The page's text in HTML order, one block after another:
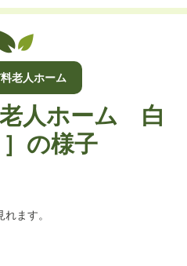
老人ホーム
老人ホーム 白
の様子
ます。